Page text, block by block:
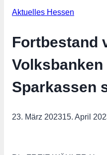
Aktuelles Hessen
Fortbestand
Volksbanken
Sparkassen
23. März 202315. April